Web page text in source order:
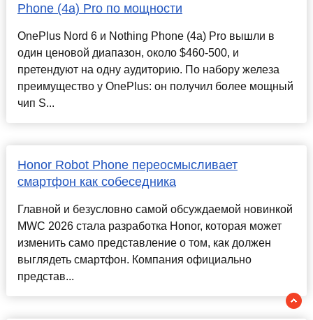
Phone (4a) Pro по мощности
OnePlus Nord 6 и Nothing Phone (4a) Pro вышли в
один ценовой диапазон, около $460-500, и
претендуют на одну аудиторию. По набору железа
преимущество у OnePlus: он получил более мощный
чип S...
Honor Robot Phone переосмысливает
смартфон как собеседника
Главной и безусловно самой обсуждаемой новинкой
MWC 2026 стала разработка Honor, которая может
изменить само представление о том, как должен
выглядеть смартфон. Компания официально
представ...